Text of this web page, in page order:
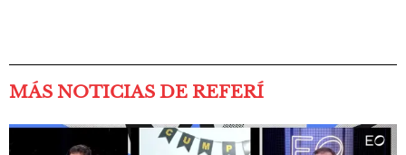
MÁS NOTICIAS DE REFERÍ